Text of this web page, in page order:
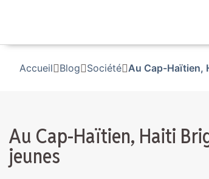
Accueil Blog Société Au Cap-Haïtien,
Au Cap-Haïtien, Haiti
jeunes